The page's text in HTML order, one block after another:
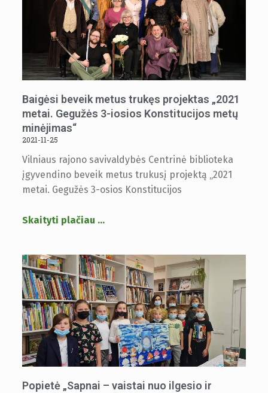
Baigėsi beveik metus trukęs projektas „2021
metai. Gegužės 3-iosios Konstitucijos metų
minėjimas“
2021-11-25
Vilniaus rajono savivaldybės Centrinė biblioteka
įgyvendino beveik metus trukusį projektą „2021
metai. Gegužės 3-osios Konstitucijos
Skaityti plačiau …
Popietė „Sapnai – vaistai nuo ilgesio ir